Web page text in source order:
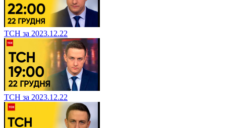
ТСН за 2023.12.22
ТСН за 2023.12.22